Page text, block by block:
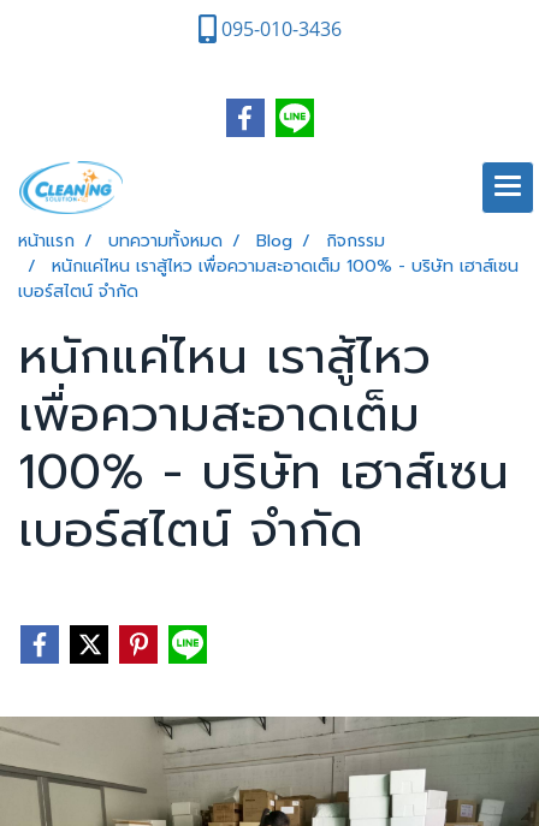
095-010-3436
หน้าแรก บทความทั้งหมด Blog
กิจกรรม
หนักแค่ไหน เราสู้ไหว เพื่อความสะอาดเต็ม 100% - บริษัท เฮาส์เซน
เบอร์สไตน์ จำกัด
หนักแค่ไหน เราสู้ไหว
เพื่อความสะอาดเต็ม
100% - บริษัท เฮาส์เซน
เบอร์สไตน์ จำกัด